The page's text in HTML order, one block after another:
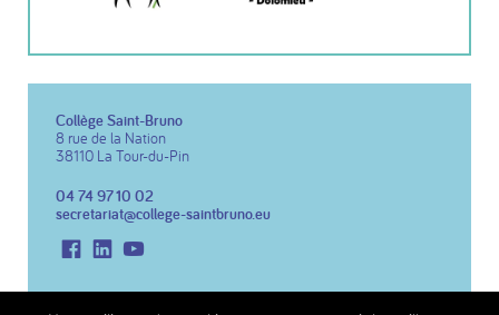
Collège Saint-Bruno
8 rue de la Nation
38110 La Tour-du-Pin
04 74 97 10 02
secretariat@college-saintbruno.eu
FacebookLinkedIn
Copyright 2026 Collège St Bruno